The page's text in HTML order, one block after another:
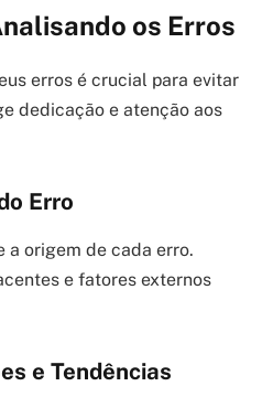
os Erros
erros é crucial para evitar
dedicação e atenção aos
Erro
a origem de cada erro.
e fatores externos
e Tendências